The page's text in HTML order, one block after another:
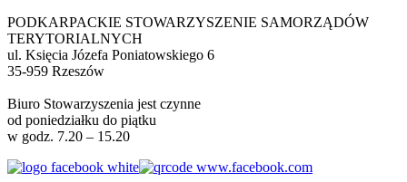
PODKARPACKIE STOWARZYSZENIE SAMORZĄDÓW
TERYTORIALNYCH
ul. Księcia Józefa Poniatowskiego 6
35-959 Rzeszów
Biuro Stowarzyszenia jest czynne
od poniedziałku do piątku
w godz. 7.20 – 15.20